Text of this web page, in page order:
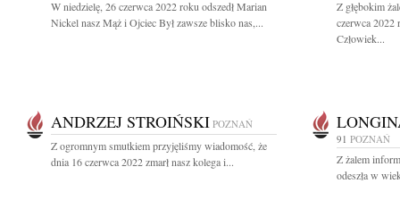
W niedzielę, 26 czerwca 2022 roku odszedł Marian
Nickel nasz Mąż i Ojciec Był zawsze blisko nas,...
Z głębokim
czerwca 2022
Człowiek...
ANDRZEJ STROIŃSKI POZNAŃ
Z ogromnym smutkiem przyjęliśmy wiadomość, że
dnia 16 czerwca 2022 zmarł nasz kolega i...
91 POZNAŃ
Z żalem
odeszła w